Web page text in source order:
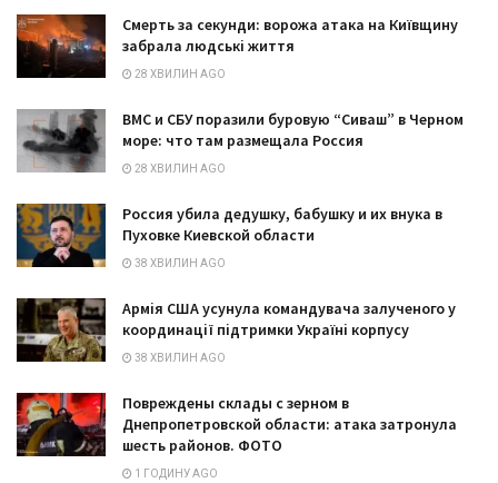
Смерть за секунди: ворожа атака на Київщину
забрала людські життя
28 ХВИЛИН AGO
ВМС и СБУ поразили буровую “Сиваш” в Черном
море: что там размещала Россия
28 ХВИЛИН AGO
Россия убила дедушку, бабушку и их внука в
Пуховке Киевской области
38 ХВИЛИН AGO
Армія США усунула командувача залученого у
координації підтримки Україні корпусу
38 ХВИЛИН AGO
Повреждены склады с зерном в
Днепропетровской области: атака затронула
шесть районов. ФОТО
1 ГОДИНУ AGO